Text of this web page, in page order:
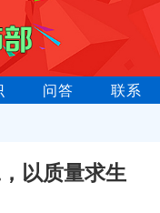
问答 联系
以质量求生